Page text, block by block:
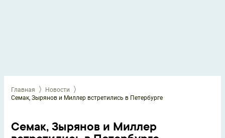
Главная
Новости
Семак, Зырянов и Миллер встретились в Петербурге
Семак, Зырянов и Миллер